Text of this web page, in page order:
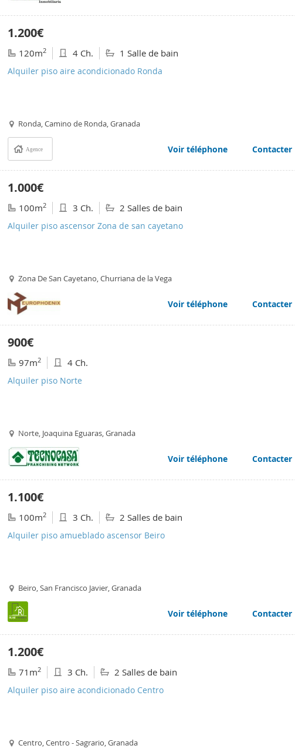
1.200€
120m2 4 Ch. 1 Salle de bain
Alquiler piso aire acondicionado Ronda
Ronda, Camino de Ronda, Granada
Agence Voir téléphone Contacter
1.000€
100m2 3 Ch. 2 Salles de bain
Alquiler piso ascensor Zona de san cayetano
Zona De San Cayetano, Churriana de la Vega
Voir téléphone Contacter
900€
97m2 4 Ch.
Alquiler piso Norte
Norte, Joaquina Eguaras, Granada
Voir téléphone Contacter
1.100€
100m2 3 Ch. 2 Salles de bain
Alquiler piso amueblado ascensor Beiro
Beiro, San Francisco Javier, Granada
Voir téléphone Contacter
1.200€
71m2 3 Ch. 2 Salles de bain
Alquiler piso aire acondicionado Centro
Centro, Centro - Sagrario, Granada